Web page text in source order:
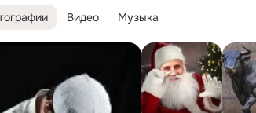
Видео Музыка